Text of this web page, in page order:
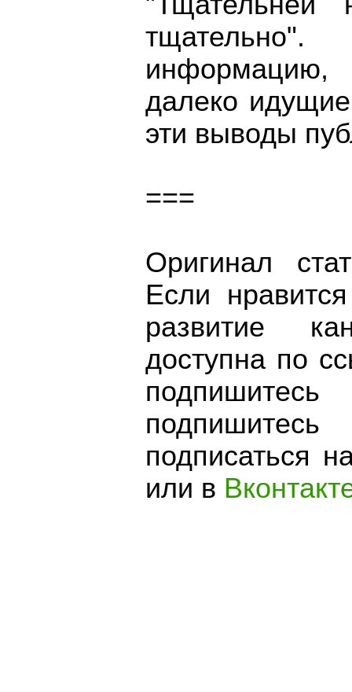
далеко
эти выводы
===
Оригинал
Если
развитие
доступна по
подписаться
или в